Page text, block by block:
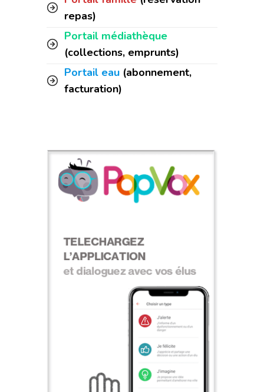
repas)
Portail médiathèque
(collections, emprunts)
Portail eau (abonnement,
facturation)